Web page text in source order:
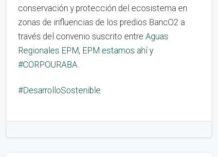
conservación y protección del ecosistema en
zonas de influencias de los predios BancO2 a
través del convenio suscrito entre Aguas
Regionales EPM, EPM estamos ahí y
#CORPOURABA.
#DesarrolloSostenible